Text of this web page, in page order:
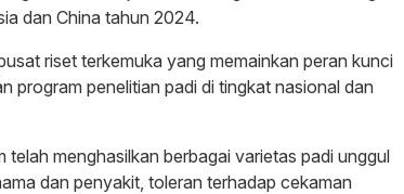
dan China tahun 2024.
riset terkemuka yang memainkan peran kunci
program penelitian padi di tingkat nasional dan
telah menghasilkan berbagai varietas padi unggul
dan penyakit, toleran terhadap cekaman